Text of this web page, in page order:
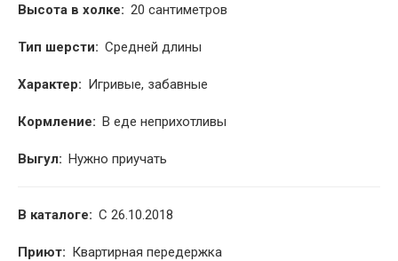
Высота в холке: 20 сантиметров
Тип шерсти: Средней длины
Характер: Игривые, забавные
Кормление: В еде неприхотливы
Выгул: Нужно приучать
В каталоге: С 26.10.2018
Приют: Квартирная передержка